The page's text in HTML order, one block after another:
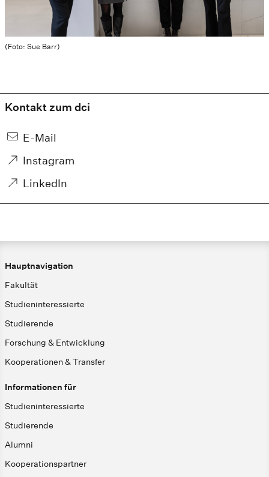
(Foto: Sue Barr)
Kontakt zum dci
E-Mail
Instagram
LinkedIn
Hauptnavigation
Fakultät
Studieninteressierte
Studierende
Forschung & Entwicklung
Kooperationen & Transfer
Informationen für
Studieninteressierte
Studierende
Alumni
Kooperationspartner